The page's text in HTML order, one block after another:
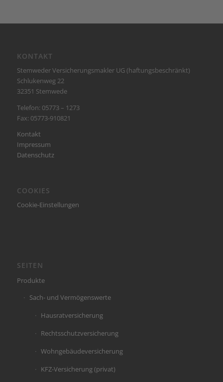
KONTAKT
Stemweder Versicherungsmakler UG (haftungsbeschränkt)
Schlukenweg 22
32351 Stemwede
Telefon: 05773 – 1273
Fax: 05773-910821
Kontakt
Impressum
Datenschutz
COOKIES
Cookie-Einstellungen
SEITEN
Produkte
Sach- und Vermögenswerte
Hausratversicherung
Rechtsschutzversicherung
Wohngebäudeversicherung
KFZ-Versicherung (privat)